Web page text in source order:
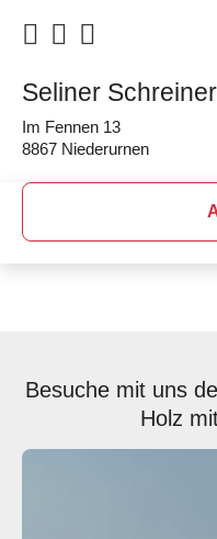
Seliner
Im Fennen 13
8867 Niederurnen
Besuche mit uns
Holz